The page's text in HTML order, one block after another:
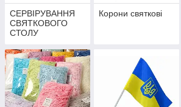
СЕРВІРУВАННЯ
СВЯТКОВОГО
СТОЛУ
Корони святкові